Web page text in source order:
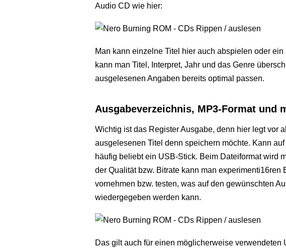
Audio CD wie hier:
Man kann einzelne Titel hier auch abspielen oder
kann man Titel, Interpret, Jahr und das Genre
ausgelesenen Angaben bereits optimal passen.
Ausgabeverzeichnis, MP3-Format und
Wichtig ist das Register Ausgabe, denn hier legt vor
ausgelesenen Titel denn speichern möchte. Kann
häufig beliebt ein USB-Stick. Beim Dateiformat wird
der Qualität bzw. Bitrate kann man experimenti16ren
vornehmen bzw. testen, was auf den gewünschten
wiedergegeben werden kann.
Das gilt auch für einen möglicherweise verwendeten